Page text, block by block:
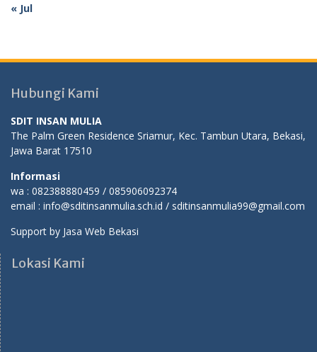
« Jul
Hubungi Kami
SDIT INSAN MULIA
The Palm Green Residence Sriamur, Kec. Tambun Utara, Bekasi,
Jawa Barat 17510
Informasi
wa : 082388880459 / 085906092374
email : info@sditinsanmulia.sch.id / sditinsanmulia99@gmail.com
Support by Jasa Web Bekasi
Lokasi Kami